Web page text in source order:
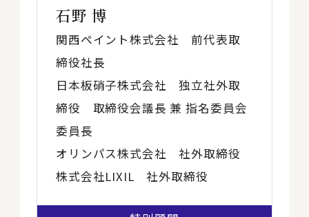
石野 博
関西ペイント株式会社 前代表取
締役社長
日本板硝子株式会社 独立社外取
締役 取締役会議長 兼 指名委員会
委員長
オリンパス株式会社 社外取締役
株式会社LIXIL 社外取締役